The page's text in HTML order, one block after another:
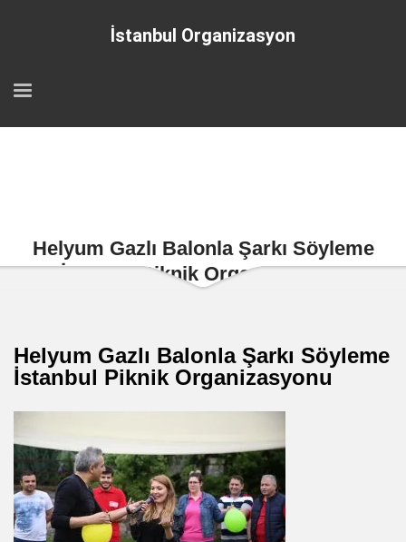
İstanbul Organizasyon
Helyum Gazlı Balonla Şarkı Söyleme
İstanbul Piknik Organizasyonu
Helyum Gazlı Balonla Şarkı Söyleme
İstanbul Piknik Organizasyonu